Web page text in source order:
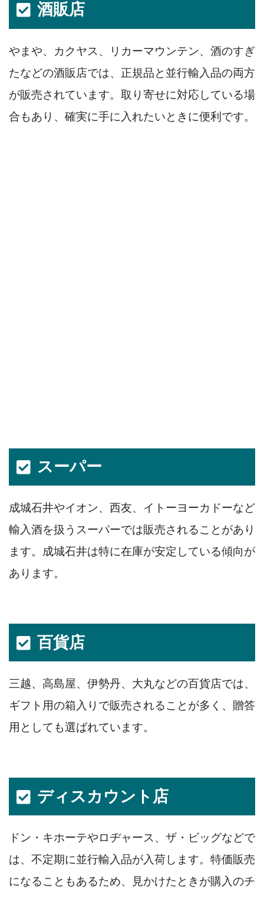
酒販店
やまや、カクヤス、リカーマウンテン、酒のすぎ
たなどの酒販店では、正規品と並行輸入品の両方
が販売されています。取り寄せに対応している場
合もあり、確実に手に入れたいときに便利です。
スーパー
成城石井やイオン、西友、イトーヨーカドーなど
輸入酒を扱うスーパーでは販売されることがあり
ます。成城石井は特に在庫が安定している傾向が
あります。
百貨店
三越、高島屋、伊勢丹、大丸などの百貨店では、
ギフト用の箱入りで販売されることが多く、贈答
用としても選ばれています。
ディスカウント店
ドン・キホーテやロヂャース、ザ・ビッグなどで
は、不定期に並行輸入品が入荷します。特価販売
になることもあるため、見かけたときが購入のチ